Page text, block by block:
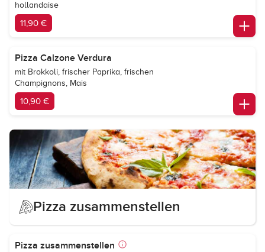
hollandaise
11,90 €
Pizza Calzone Verdura
mit Brokkoli, frischer Paprika, frischen
Champignons, Mais
10,90 €
Pizza zusammenstellen
Pizza zusammenstellen